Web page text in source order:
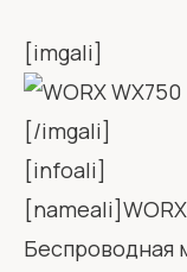
[imgali]
[/imgali]
[infoali]
Беспроводная